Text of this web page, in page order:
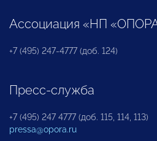
Ассоциация «НП
+7 (495) 247-4777 (доб. 124)
Пресс-служба
+7 (495) 247 4777 (доб. 115, 114, 113)
pressa@opora.ru